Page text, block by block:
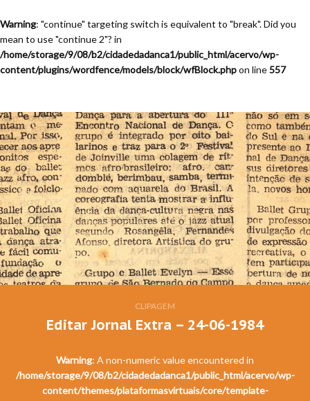
Warning: "continue" targeting switch is equivalent to "break". Did you
mean to use "continue 2"? in
/home/storage/9/08/b2/cidadedadanca1/public_html/acervo/wp-
content/plugins/wordfence/models/block/wfBlock.phpon line557
CLIPAGEM
Editar Jornal Extra – 24-06-1984
Warning: A non-numeric value encountered in
/home/storage/9/08/b2/cidadedadanca1/public_html/acervo/wp-
content/themes/plataformasvirtuais/core/template-